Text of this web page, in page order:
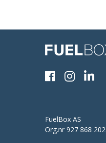
FuelBox AS
Org.nr 927 868 202